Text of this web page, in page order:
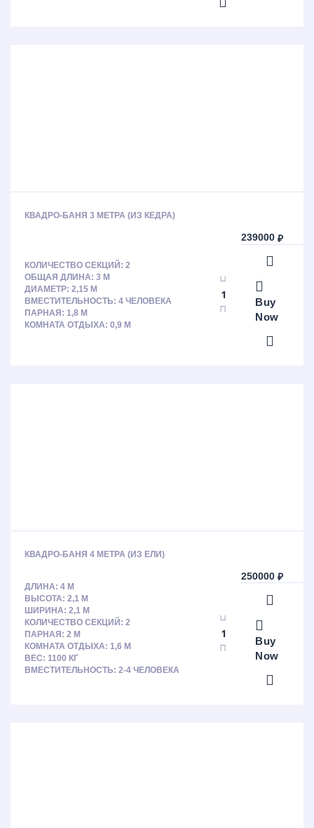
КВАДРО-БАНЯ 3 МЕТРА (ИЗ КЕДРА)
КОЛИЧЕСТВО СЕКЦИЙ: 2
ОБЩАЯ ДЛИНА: 3 М
ДИАМЕТР: 2,15 М
ВМЕСТИТЕЛЬНОСТЬ: 4 ЧЕЛОВЕКА
ПАРНАЯ: 1,8 М
КОМНАТА ОТДЫХА: 0,9 М
239000₽
Buy
Now
КВАДРО-БАНЯ 4 МЕТРА (ИЗ ЕЛИ)
ДЛИНА: 4 М
ВЫСОТА: 2,1 М
ШИРИНА: 2,1 М
КОЛИЧЕСТВО СЕКЦИЙ: 2
ПАРНАЯ: 2 М
КОМНАТА ОТДЫХА: 1,6 М
ВЕС: 1100 КГ
ВМЕСТИТЕЛЬНОСТЬ: 2-4 ЧЕЛОВЕКА
250000₽
Buy
Now